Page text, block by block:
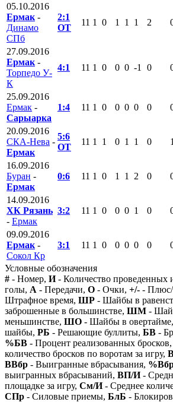
05.10.2016
Ермак -
Динамо
СПб
2:1
ОТ
11 1 0 1 1 1 2
27.09.2016
Ермак -
Торпедо У-
К
4:1 11 1 0 0 0 -1 0
25.09.2016
Ермак -
Сарыарка
1:4 11 1 0 0 0 0 0
20.09.2016
СКА-Нева -
Ермак
5:6
ОТ
11 1 1 0 1 1 0 1
16.09.2016
Буран -
Ермак
0:6 11 1 0 1 1 2 0
14.09.2016
ХК Рязань
- Ермак
3:2 11 1 0 0 0 1 0
09.09.2016
Ермак -
Сокол Кр
3:1 11 1 0 0 0 0 0
Условные обозначения
# - Номер, И- Количество проведенных
голы, А - Передачи, О - Очки, +/- -
Штрафное время, ШР - Шайбы в
заброшенные в большинстве, ШМ -
меньшинстве, ШО - Шайбы в овертайме,
шайбы, РБ - Решающие буллиты, БВ -
%БВ - Процент реализованных бросков,
количество бросков по воротам за игру,
ВВбр - Выигранные вбрасывания,
выигранных вбрасываний, ВП/И-
площадке за игру, См/И- Среднее
СПр - Силовые приемы, БлБ -